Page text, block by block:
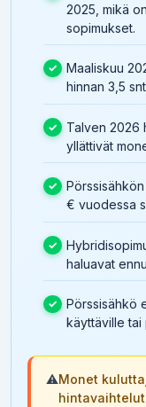
2025, mikä
sopimukset.
Maaliskuu
hinnan 3,5
Talven 2026
yllättivät
€ vuodessa
haluavat
Pörssisähkö
käyttäville tai
⚠️Monet